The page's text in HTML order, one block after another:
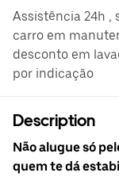
Assistência 24h ,
carro em
desconto em
por indicação
Description
Não alugue só
quem te dá